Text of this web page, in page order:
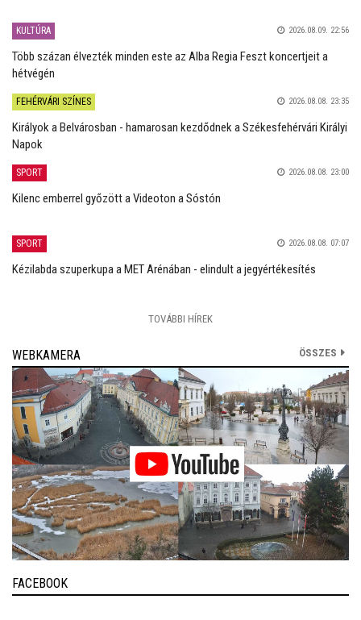
KULTÚRA 2026.08.09. 22:56
Több százan élvezték minden este az Alba Regia Feszt koncertjeit a
hétvégén
FEHÉRVÁRI SZÍNES 2026.08.08. 23:35
Királyok a Belvárosban - hamarosan kezdődnek a Székesfehérvári Királyi
Napok
SPORT 2026.08.08. 23:00
Kilenc emberrel győzött a Videoton a Sóstón
SPORT 2026.08.08. 07:07
Kézilabda szuperkupa a MET Arénában - elindult a jegyértékesítés
TOVÁBBI HÍREK
WEBKAMERA ÖSSZES
FACEBOOK